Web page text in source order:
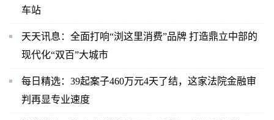
车站
天天讯息：全面打响“浏这里消费”品牌 打造鼎立中部的
现代化“双百”大城市
每日精选：39起案子460万元4天了结，这家法院金融审
判再显专业速度